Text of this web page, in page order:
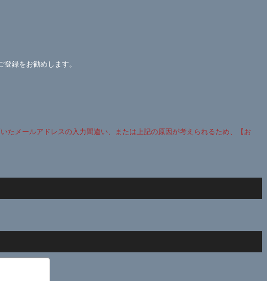
録をお勧めします。
たメールアドレスの入力間違い、または上記の原因が考えられるため、【お